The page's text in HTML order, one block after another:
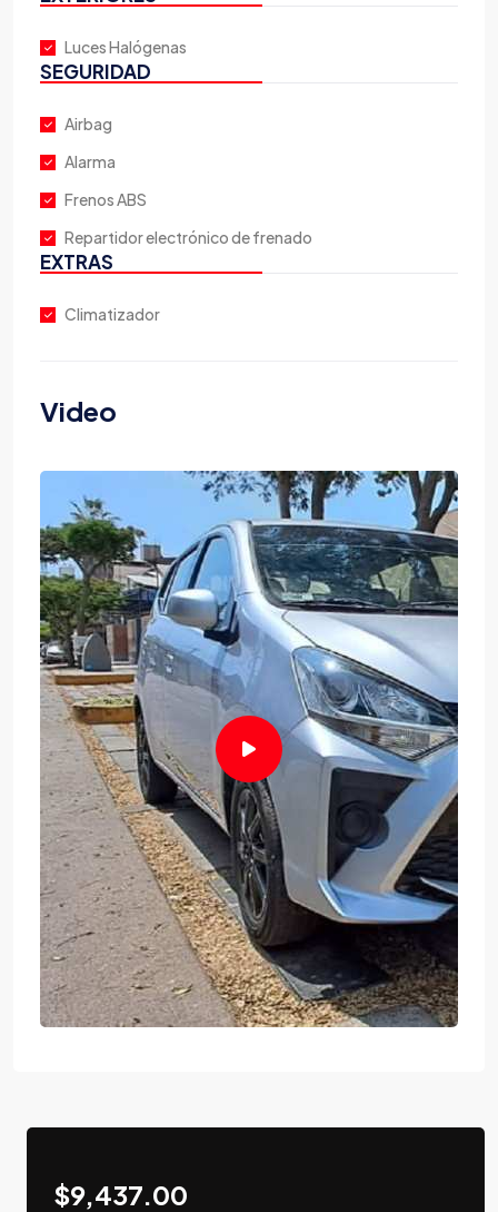
Luces Halógenas
SEGURIDAD
Airbag
Alarma
Frenos ABS
Repartidor electrónico de frenado
EXTRAS
Climatizador
Video
$9,437.00